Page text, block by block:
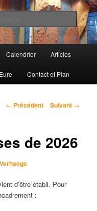
Calendrier Articles
Contact et Plan
Navigation
← Précédent Suivant →
de 2026
d’être établi. Pour
: